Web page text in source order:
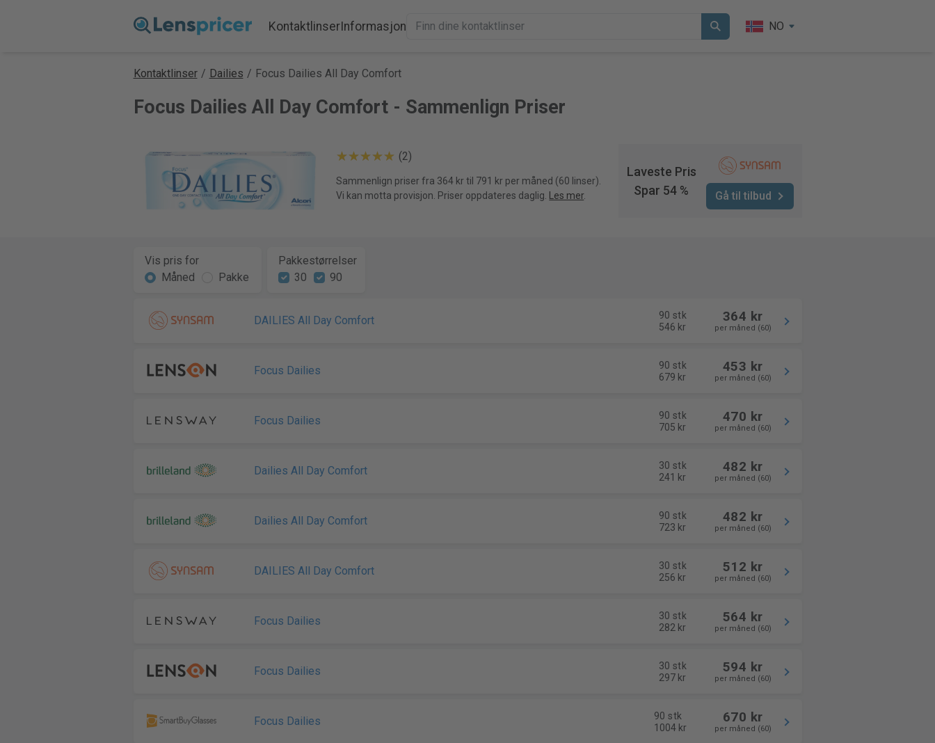
KontaktlinserInformasjon NO
Kontaktlinser / Dailies / Focus Dailies All Day Comfort
Focus Dailies All Day Comfort - Sammenlign Priser
(2)
Sammenlign priser fra 364 kr til 791 kr per måned (60 linser).
Vi kan motta provisjon. Priser oppdateres daglig.
Les mer.
Laveste Pris
Spar 54 %
Gå til tilbud
Vis pris for
Måned
Pakke
Pakkestørrelser
30
90
DAILIES All Day Comfort
90 stk
546 kr
364 kr
per måned (60)
Focus Dailies
90 stk
679 kr
453 kr
per måned (60)
Focus Dailies
90 stk
705 kr
470 kr
per måned (60)
Dailies All Day Comfort
30 stk
241 kr
482 kr
per måned (60)
Dailies All Day Comfort
90 stk
723 kr
482 kr
per måned (60)
DAILIES All Day Comfort
30 stk
256 kr
512 kr
per måned (60)
Focus Dailies
30 stk
282 kr
564 kr
per måned (60)
Focus Dailies
30 stk
297 kr
594 kr
per måned (60)
Focus Dailies
90 stk
1004 kr
670 kr
per måned (60)